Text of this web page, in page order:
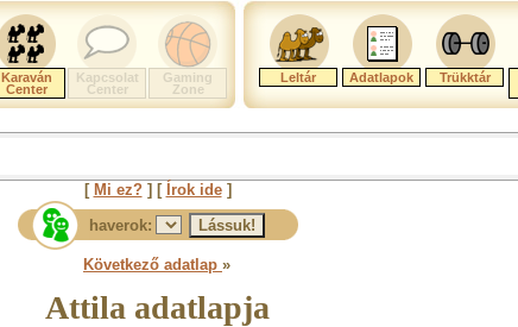
Karaván
Center
Kapcsolat
Center
Gaming
Zone
Leltár Adatlapok Trükktár
[ Mi ez?] [ Írok ide]
haverok:
Következő adatlap »
Attila adatlapja